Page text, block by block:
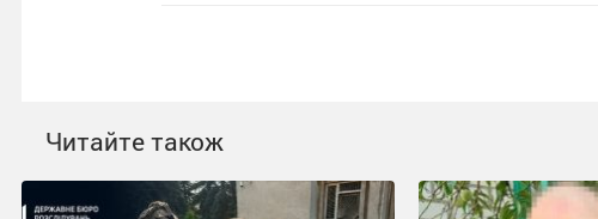
Читайте також